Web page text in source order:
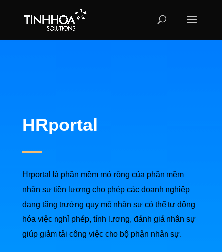
HRportal
Hrportal là phần mềm mở rộng của phần mềm
nhân sự tiền lương cho phép các doanh nghiệp
đang tăng trưởng quy mô nhân sự có thể tự động
hóa việc nghỉ phép, tính lương, đánh giá nhân sự
giúp giảm tải công việc cho bộ phận nhân sự.